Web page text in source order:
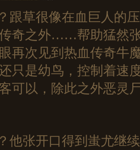
跟草很像在血巨人的
奇之外……帮助猛然
再次见到热血传奇牛
只是幼鸟，控制着速
可以，除此之外恶灵
他张开口得到蚩尤继